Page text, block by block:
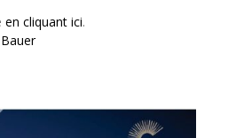
en cliquant ici.